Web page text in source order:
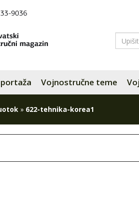
Vojnostručne teme
» 622-tehnika-korea1